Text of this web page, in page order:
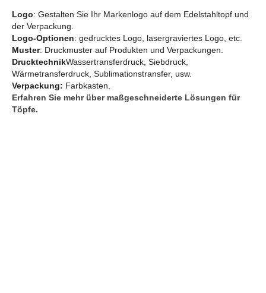
Logo: Gestalten Sie Ihr Markenlogo auf dem Edelstahltopf und
der Verpackung.
Logo-Optionen: gedrucktes Logo, lasergraviertes Logo, etc.
Muster: Druckmuster auf Produkten und Verpackungen.
DrucktechnikWassertransferdruck, Siebdruck,
Wärmetransferdruck, Sublimationstransfer, usw.
Verpackung: Farbkasten.
Erfahren Sie mehr über maßgeschneiderte Lösungen für
Töpfe.